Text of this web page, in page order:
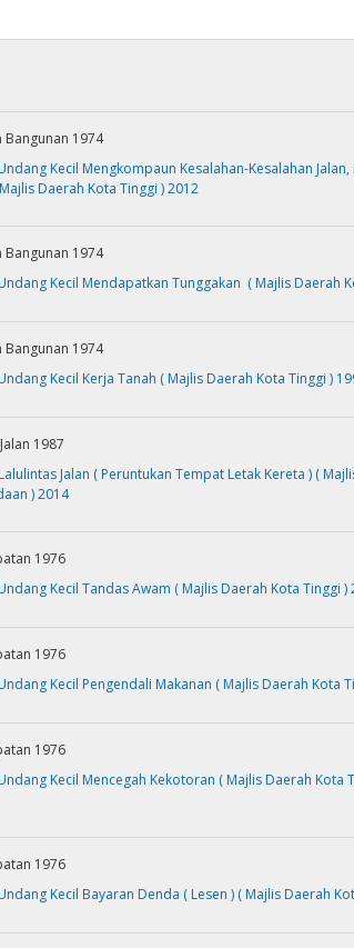
Bangunan 1974
Kecil Mengkompaun Kesalahan-Kesalahan Jalan,
Daerah Kota Tinggi ) 2012
Bangunan 1974
Kecil Mendapatkan Tunggakan ( Majlis Daerah
Bangunan 1974
Kecil Kerja Tanah ( Majlis Daerah Kota Tinggi )
1987
Jalan ( Peruntukan Tempat Letak Kereta ) (
) 2014
1976
Kecil Tandas Awam ( Majlis Daerah Kota Tinggi )
1976
Kecil Pengendali Makanan ( Majlis Daerah Kota
1976
Kecil Mencegah Kekotoran ( Majlis Daerah Kota
1976
Kecil Bayaran Denda ( Lesen ) ( Majlis Daerah